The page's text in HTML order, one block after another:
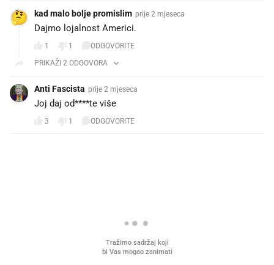
kad malo bolje promislim prije 2 mjeseca
Dajmo lojalnost Americi.
1 1
ODGOVORITE
PRIKAŽI 2 ODGOVORA
Anti Fascista prije 2 mjeseca
Joj daj od****te više
3 1 ODGOVORITE